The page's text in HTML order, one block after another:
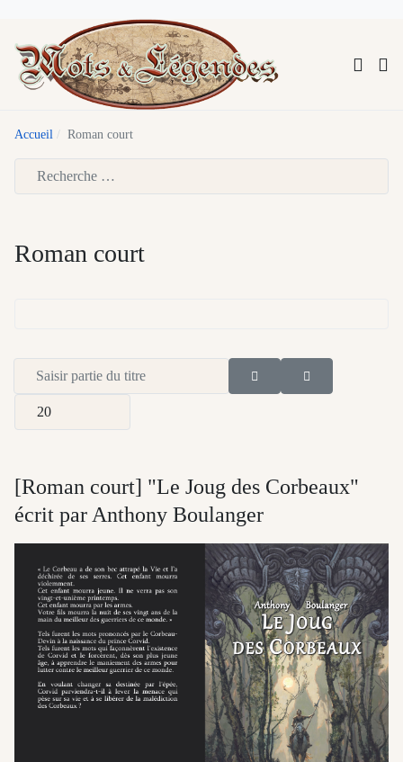
Accueil Roman court
Roman court
Saisir partie du titre
Afficher #
[Roman court] "Le Joug des Corbeaux"
écrit par Anthony Boulanger